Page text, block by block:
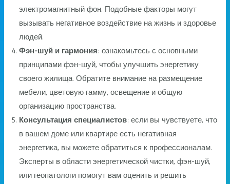
электромагнитный фон. Подобные факторы могут
вызывать негативное воздействие на жизнь и здоровье
людей.
Фэн-шуй и гармония: ознакомьтесь с основными
принципами фэн-шуй, чтобы улучшить энергетику
своего жилища. Обратите внимание на размещение
мебели, цветовую гамму, освещение и общую
организацию пространства.
Консультация специалистов: если вы чувствуете, что
в вашем доме или квартире есть негативная
энергетика, вы можете обратиться к профессионалам.
Эксперты в области энергетической чистки, фэн-шуй,
или геопатологи помогут вам оценить и решить